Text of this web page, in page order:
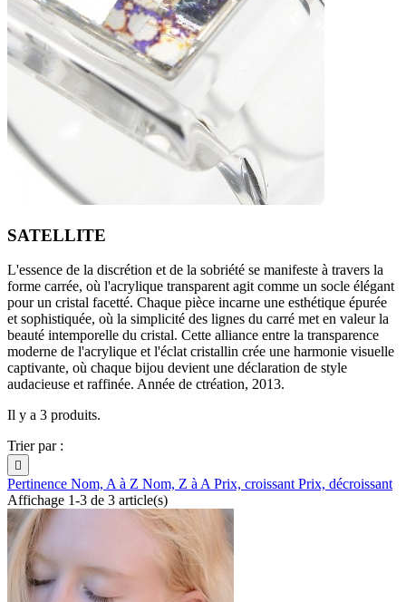
SATELLITE
L'essence de la discrétion et de la sobriété se manifeste à travers la
forme carrée, où l'acrylique transparent agit comme un socle élégant
pour un cristal facetté. Chaque pièce incarne une esthétique épurée
et sophistiquée, où la simplicité des lignes du carré met en valeur la
beauté intemporelle du cristal. Cette alliance entre la transparence
moderne de l'acrylique et l'éclat cristallin crée une harmonie visuelle
captivante, où chaque bijou devient une déclaration de style
audacieuse et raffinée. Année de ctréation, 2013.
Il y a 3 produits.
Trier par :

Pertinence Nom, A à Z Nom, Z à APrix, croissantPrix, décroissant
Affichage 1-3 de 3 article(s)